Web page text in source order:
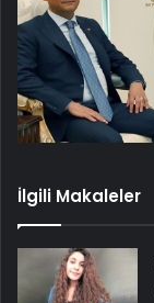
İlgili Makaleler